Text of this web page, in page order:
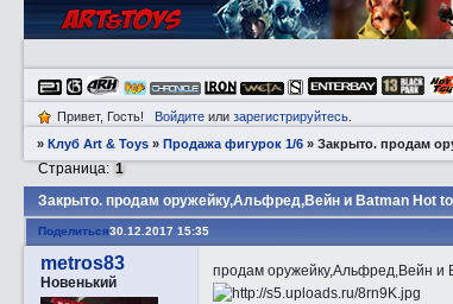
Привет, Гость! Войдитеили зарегистрируйтесь.
»Клуб Art & Toys »Продажа фигурок 1/6 »Закрытo. продам
Закрытo. продам оружейку,Альфред,Вейн и Batman Hot
Страница: 1
Поделиться30.12.2017 15:35
metros83
Новенький
продам оружейку,Альфред,Вейн и